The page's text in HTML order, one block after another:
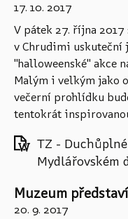
17. 10. 2017
V pátek 27. října
v Chrudimi
"halloweenské" akce
Malým i velkým jako
večerní prohlídku
tentokrát
TZ -
Mydlářovském
Muzeum
20. 9. 2017